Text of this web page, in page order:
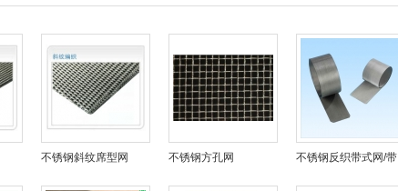
不锈钢斜纹席型网 不锈钢方孔网
不锈钢反织带式网/带